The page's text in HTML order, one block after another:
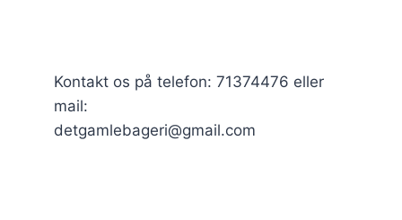
Kontakt os på telefon: 71374476 eller
mail:
detgamlebageri@gmail.com